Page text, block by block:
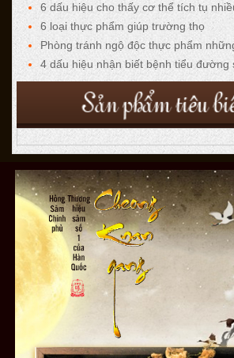
6 dấu hiệu cho thấy cơ thể tích tụ
6 loại thực phẩm giúp trường thọ
Phòng tránh ngộ độc thực phẩm
4 dấu hiệu nhận biết bệnh tiểu đường